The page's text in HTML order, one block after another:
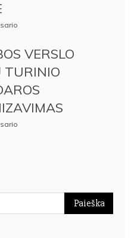
VERSLO
TURINIO